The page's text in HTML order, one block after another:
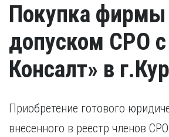
Покупка фирмы
допуском СРО
Консалт» в
Приобретение готового
внесенного в реестр членов